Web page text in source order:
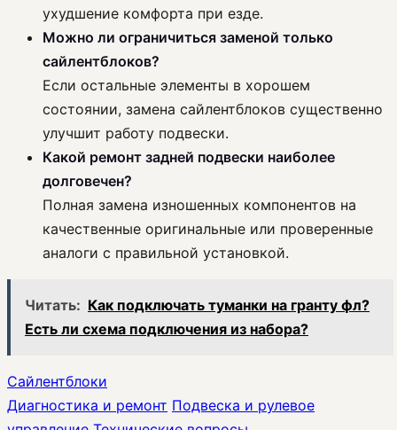
ухудшение комфорта при езде.
Можно ли ограничиться заменой только
сайлентблоков?
Если остальные элементы в хорошем
состоянии, замена сайлентблоков существенно
улучшит работу подвески.
Какой ремонт задней подвески наиболее
долговечен?
Полная замена изношенных компонентов на
качественные оригинальные или проверенные
аналоги с правильной установкой.
Читать: Как подключать туманки на гранту фл?
Есть ли схема подключения из набора?
Сайлентблоки
Диагностика и ремонт Подвеска и рулевое